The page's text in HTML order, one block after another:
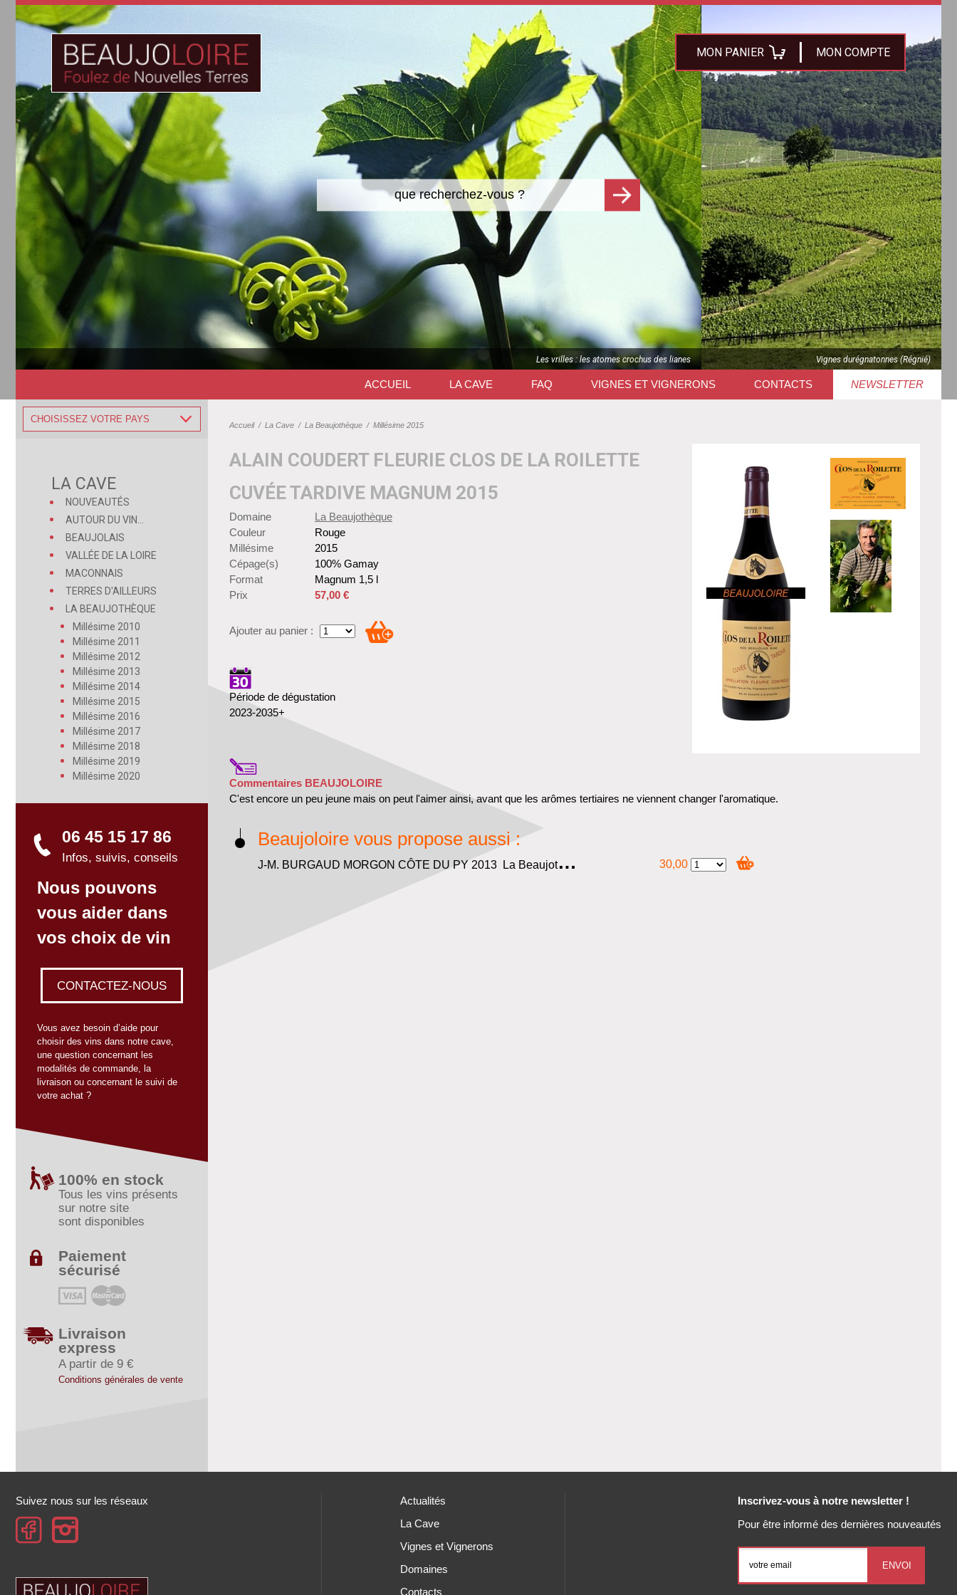
MON PANIER MON COMPTE
Les vrilles : les atomes crochus des lianes Vignes durégnatonnes (Régnié)
ACCUEIL LA CAVE FAQ VIGNES ET VIGNERONS CONTACTS NEWSLETTER
CHOISISSEZ VOTRE PAYS
LA CAVE
NOUVEAUTÉS
AUTOUR DU VIN...
BEAUJOLAIS
VALLÉE DE LA LOIRE
MACONNAIS
TERRES D'AILLEURS
LA BEAUJOTHÈQUE
Millésime 2010
Millésime 2011
Millésime 2012
Millésime 2013
Millésime 2014
Millésime 2015
Millésime 2016
Millésime 2017
Millésime 2018
Millésime 2019
Millésime 2020
06 45 15 17 86
Infos, suivis, conseils
Nous pouvons
vous aider dans
vos choix de vin
CONTACTEZ-NOUS
Vous avez besoin d’aide pour
choisir des vins dans notre cave,
une question concernant les
modalités de commande, la
livraison ou concernant le suivi de
votre achat ?
100% en stock
Tous les vins présents
sur notre site
sont disponibles
Paiement
sécurisé
Livraison
express
A partir de 9 €
Conditions générales de vente
Accueil/ La Cave / La Beaujothèque / Millésime 2015
ALAIN COUDERT FLEURIE CLOS DE LA ROILETTE
CUVÉE TARDIVE MAGNUM 2015
Domaine
La Beaujothèque
Couleur
Rouge
Millésime
2015
Cépage(s)
100% Gamay
Format
Magnum 1,5 l
Prix
57,00 €
Ajouter au panier :
Période de dégustation
2023-2035+
Commentaires BEAUJOLOIRE
C'est encore un peu jeune mais on peut l'aimer ainsi, avant que les arômes tertiaires ne viennent changer l'aromatique.
Beaujoloire vous propose aussi :
J-M. BURGAUD MORGON CÔTE DU PY 2013 La Beaujothèque 30,00
Actualités
La Cave
Vignes et Vignerons
Domaines
Contacts
Suivez nous sur les réseaux
Inscrivez-vous à notre newsletter !
Pour être informé des dernières nouveautés